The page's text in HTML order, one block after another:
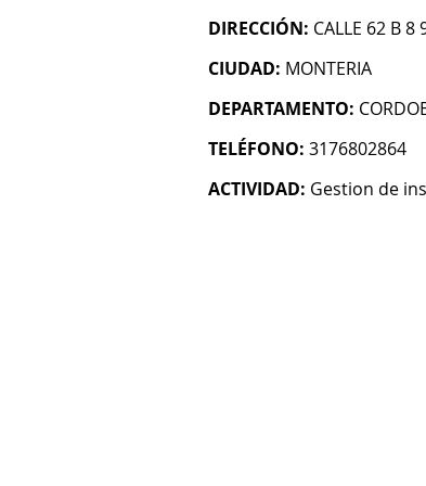
DIRECCIÓN: CALLE 62 B 8
CIUDAD: MONTERIA
DEPARTAMENTO:
TELÉFONO: 3176802864
ACTIVIDAD: Gestion de